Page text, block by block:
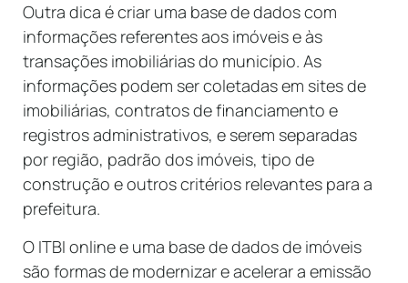
Outra dica é criar uma base de dados com
informações referentes aos imóveis e às
transações imobiliárias do município. As
informações podem ser coletadas em sites de
imobiliárias, contratos de financiamento e
registros administrativos, e serem separadas
por região, padrão dos imóveis, tipo de
construção e outros critérios relevantes para a
prefeitura.
O ITBI online e uma base de dados de imóveis
são formas de modernizar e acelerar a emissão